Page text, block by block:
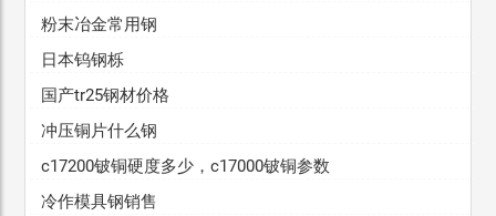
粉末冶金常用钢
日本钨钢栎
国产tr25钢材价格
冲压铜片什么钢
c17200铍铜硬度多少，c17000铍铜参数
冷作模具钢销售